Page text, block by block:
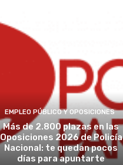
EMPLEO PÚBLICO Y OPOSICIONES
Más de 2.800 plazas en las
Oposiciones 2026 de Policía
Nacional: te quedan pocos
días para apuntarte